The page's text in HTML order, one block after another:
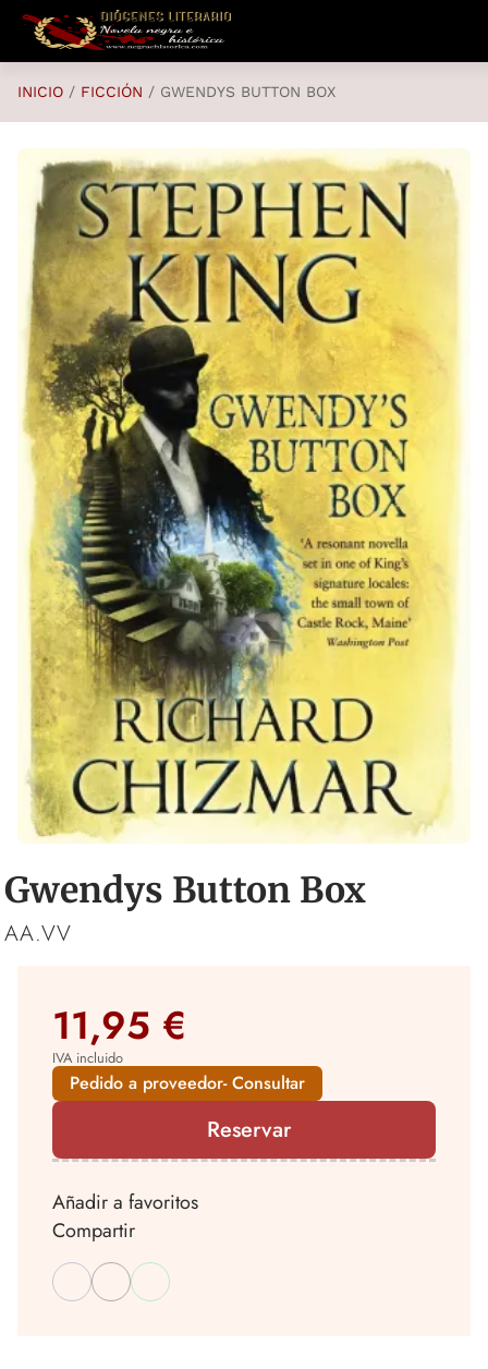
Saltar al contenido principal
INICIO FICCIÓN GWENDYS BUTTON BOX
Gwendys Button Box
AA.VV
11,95 €
IVA incluido
Pedido a proveedor- Consultar
Reservar
Añadir a favoritos
Compartir